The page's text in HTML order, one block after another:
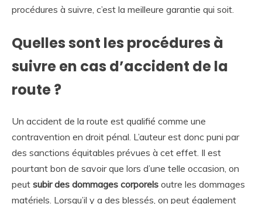
procédures à suivre, c’est la meilleure garantie qui soit.
Quelles sont les procédures à
suivre en cas d’accident de la
route ?
Un accident de la route est qualifié comme une
contravention en droit pénal. L’auteur est donc puni par
des sanctions équitables prévues à cet effet. Il est
pourtant bon de savoir que lors d’une telle occasion, on
peut subir des dommages corporels outre les dommages
matériels. Lorsqu’il y a des blessés, on peut également